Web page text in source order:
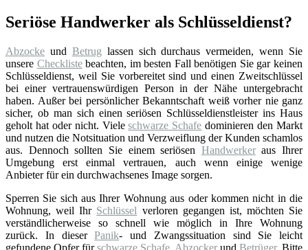
Seriöse Handwerker als Schlüsseldienst?
Abzocke und Betrug lassen sich durchaus vermeiden, wenn Sie
unsere Checklistebeachten, im besten Fall benötigen Sie gar keinen
Schlüsseldienst, weil Sie vorbereitet sind und einen Zweitschlüssel
bei einer vertrauenswürdigen Person in der Nähe untergebracht
haben. Außer bei persönlicher Bekanntschaft weiß vorher nie ganz
sicher, ob man sich einen seriösen Schlüsseldienstleister ins Haus
geholt hat oder nicht. Vieleschwarze Schafe dominieren den Markt
und nutzen die Notsituation und Verzweiflung der Kunden schamlos
aus. Dennoch sollten Sie einem seriösen Handwerkeraus Ihrer
Umgebung erst einmal vertrauen, auch wenn einige wenige
Anbieter für ein durchwachsenes Image sorgen.
Sperren Sie sich aus Ihrer Wohnung aus oder kommen nicht in die
Wohnung, weil Ihr Schlüssel verloren gegangen ist, möchten Sie
verständlicherweise so schnell wie möglich in Ihre Wohnung
zurück. In dieserPanik- und Zwangssituation sind Sie leicht
gefundene Opfer fürschwarze Schafe, Abzocker und Betrüger. Bitte